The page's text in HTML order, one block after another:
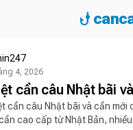
phishing
4, 2026
cần câu Nhật bãi
cần câu Nhật bãi và cần mới
cao cấp từ Nhật Bản, nhiều